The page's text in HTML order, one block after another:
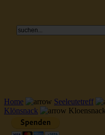
Home Seeleutetreff
Klönsnack